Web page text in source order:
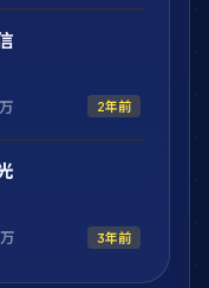
2年前
1:53:36
3年前